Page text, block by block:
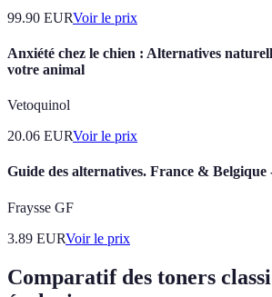
99.90 EURVoir le prix
Anxiété chez le chien : Alternatives
votre animal
Vetoquinol
20.06 EURVoir le prix
Guide des alternatives. France & Belgique
Fraysse GF
3.89 EURVoir le prix
Comparatif des toners